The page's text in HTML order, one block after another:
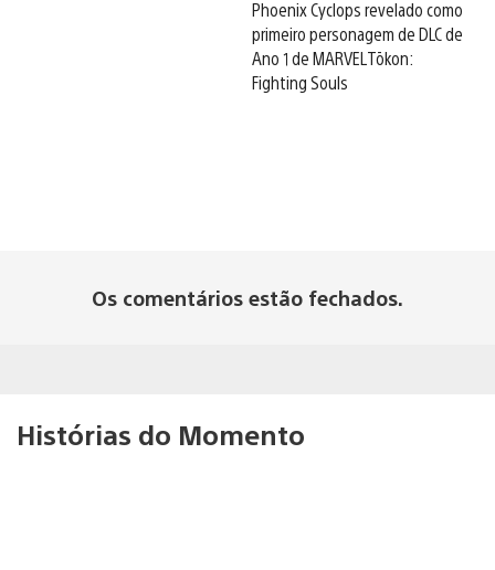
Phoenix Cyclops revelado como
primeiro personagem de DLC de
Ano 1 de MARVEL Tōkon:
Fighting Souls
Os comentários estão fechados.
Histórias do Momento